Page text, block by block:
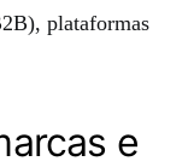
plataformas
e